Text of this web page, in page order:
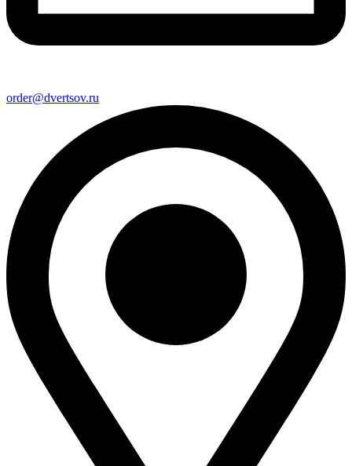
order@dvertsov.ru